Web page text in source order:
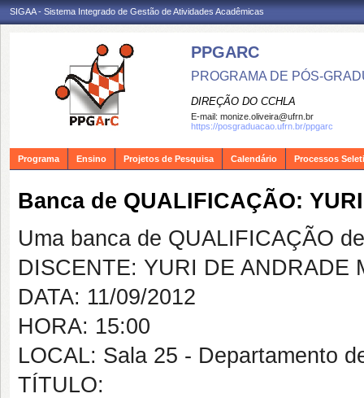
SIGAA - Sistema Integrado de Gestão de Atividades Acadêmicas
PPGARC
PROGRAMA DE PÓS-
DIREÇÃO DO CCHLA
E-mail: monize.oliveira@ufrn.br
https://posgraduacao.ufrn.br/ppgarc
Programa Ensino Projetos de Pesquisa Calendário Processos
Banca de QUALIFICAÇÃO:
Uma banca de QUALIFICAÇÃO
DISCENTE: YURI DE ANDRADE
DATA: 11/09/2012
HORA: 15:00
LOCAL: Sala 25 - Departamento
TÍTULO: